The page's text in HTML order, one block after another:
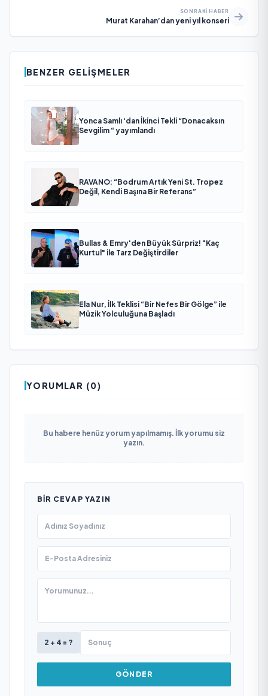
SONRAKI HABER
Murat Karahan’dan yeni yıl konseri
BENZER GELIŞMELER
Yonca Samlı ‘dan İkinci Tekli “Donacaksın
Sevgilim “ yayımlandı
RAVANO: “Bodrum Artık Yeni St. Tropez
Değil, Kendi Başına Bir Referans”
Bullas & Emry'den Büyük Sürpriz! "Kaç
Kurtul" ile Tarz Değiştirdiler
Ela Nur, İlk Teklisi “Bir Nefes Bir Gölge” ile
Müzik Yolculuğuna Başladı
YORUMLAR (0)
Bu habere henüz yorum yapılmamış. İlk yorumu siz
yazın.
BIR CEVAP YAZIN
2 + 4 = ?
GÖNDER